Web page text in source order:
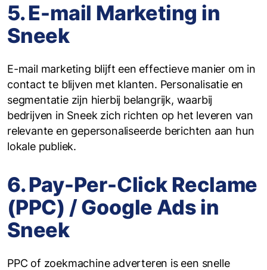
5. E-mail Marketing in
Sneek
E-mail marketing blijft een effectieve manier om in
contact te blijven met klanten. Personalisatie en
segmentatie zijn hierbij belangrijk, waarbij
bedrijven in Sneek zich richten op het leveren van
relevante en gepersonaliseerde berichten aan hun
lokale publiek.
6. Pay-Per-Click Reclame
(PPC) / Google Ads in
Sneek
PPC of zoekmachine adverteren is een snelle